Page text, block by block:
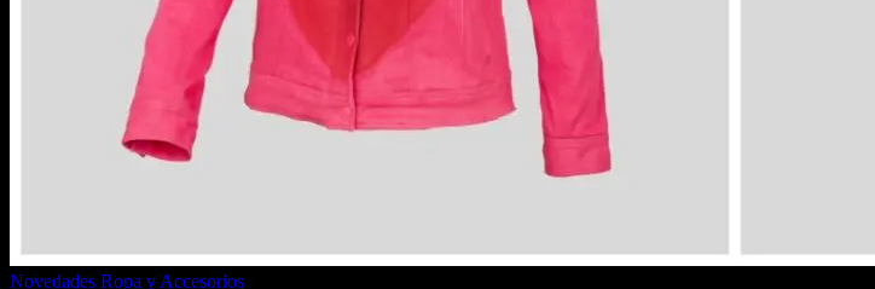
Novedades Ropa y Accesorios